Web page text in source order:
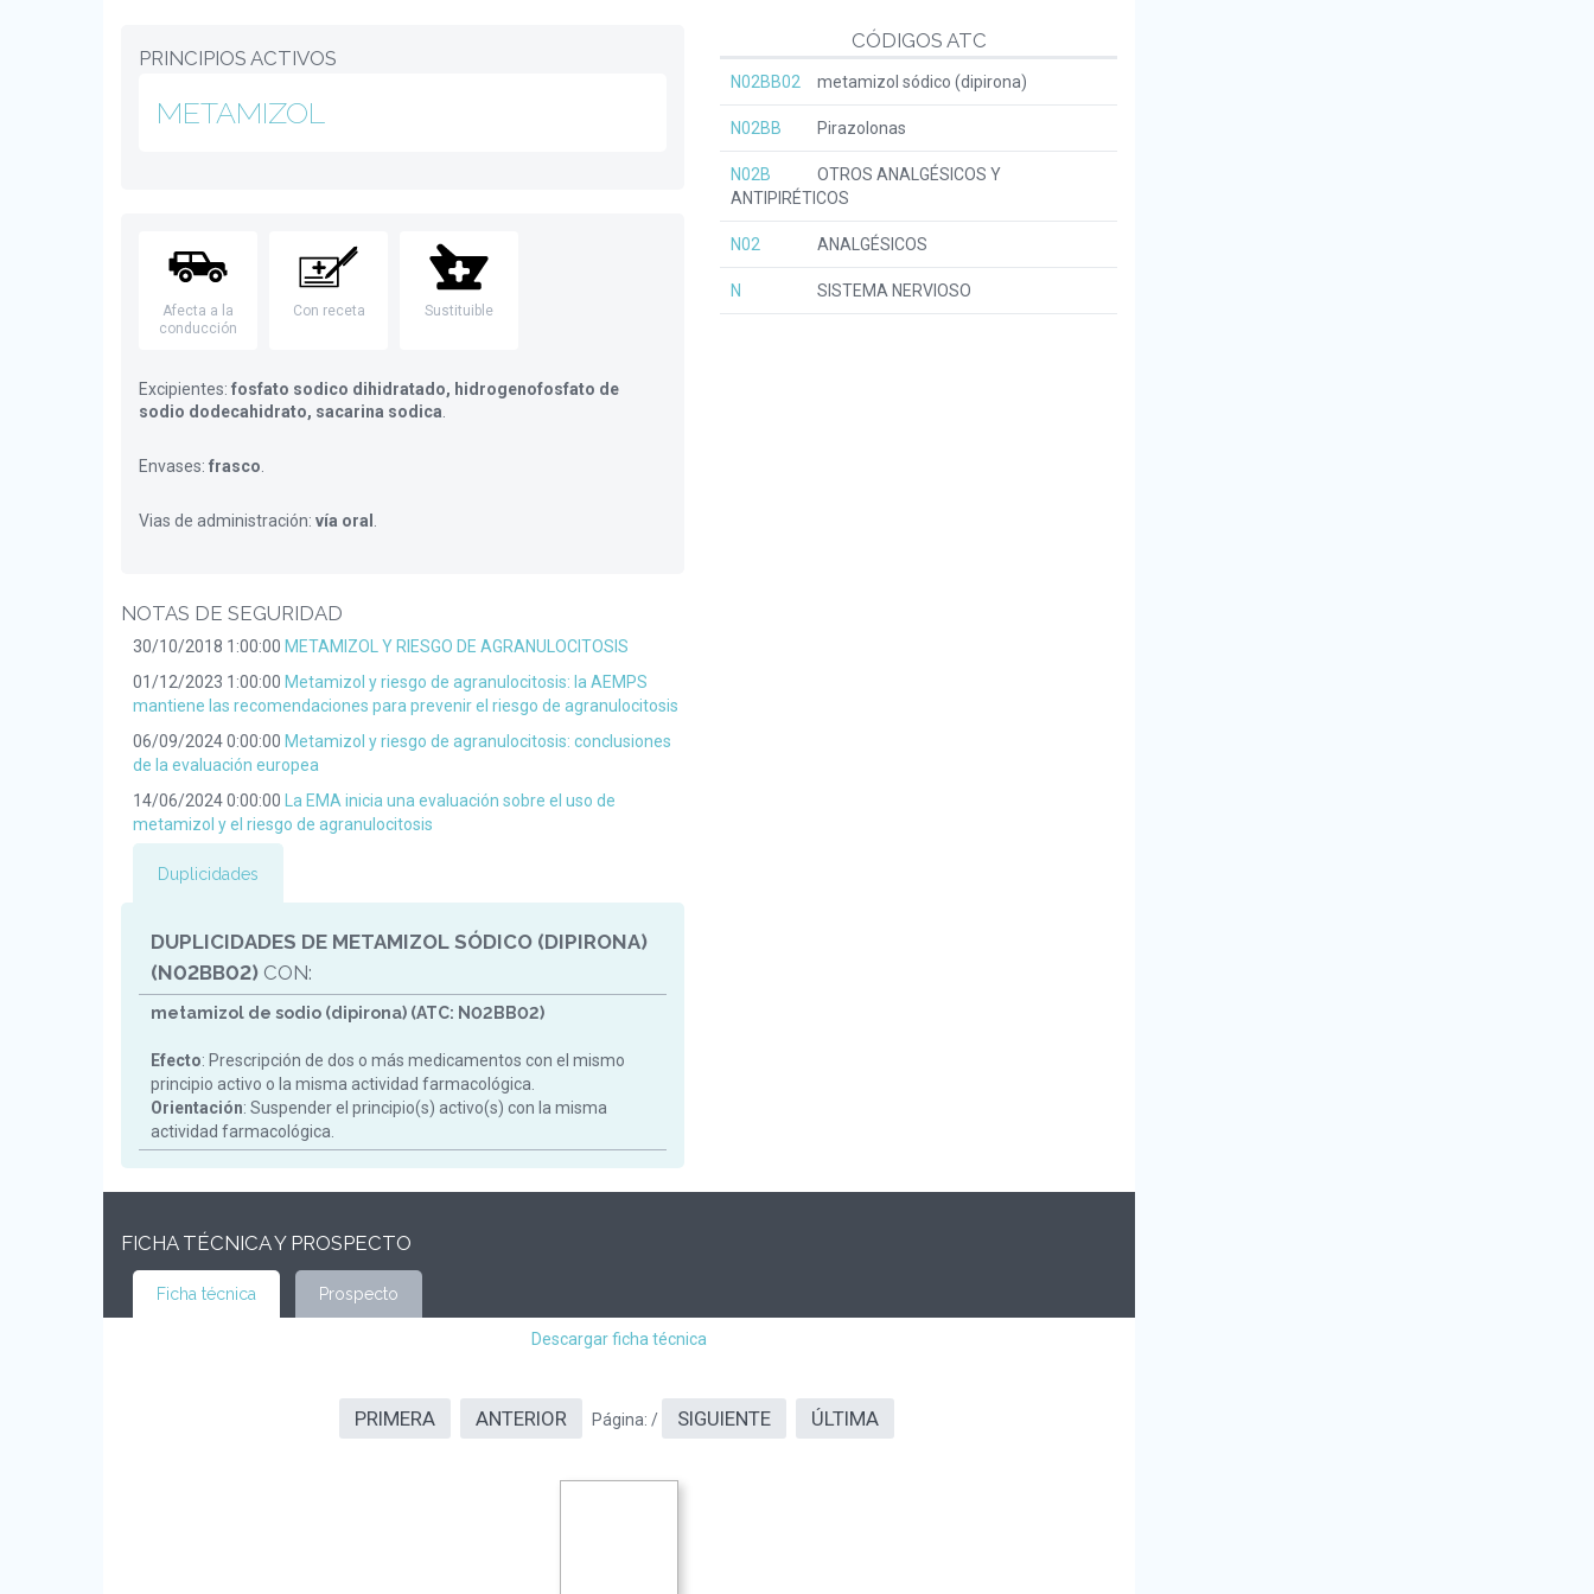
CÓDIGOS ATC
N02BB02 metamizol sódico (dipirona)
N02BB Pirazolonas
N02B
OTROS ANALGÉSICOS Y
ANTIPIRÉTICOS
N02 ANALGÉSICOS
N SISTEMA NERVIOSO
PRINCIPIOS ACTIVOS
METAMIZOL
Afecta a la
conducción
Con receta Sustituible
Excipientes: fosfato sodico dihidratado, hidrogenofosfato de
sodio dodecahidrato, sacarina sodica
Envases: frasco
Vias de administración: vía oral
NOTAS DE SEGURIDAD
30/10/2018 1:00:00 METAMIZOL Y RIESGO DE AGRANULOCITOSIS
01/12/2023 1:00:00 Metamizol y riesgo de agranulocitosis: la AEMPS
mantiene las recomendaciones para prevenir el riesgo de agranulocitosis
06/09/2024 0:00:00 Metamizol y riesgo de agranulocitosis: conclusiones
de la evaluación europea
14/06/2024 0:00:00
La EMA inicia una evaluación sobre el uso de
metamizol y el riesgo de agranulocitosis
Duplicidades
DUPLICIDADES DE METAMIZOL SÓDICO (DIPIRONA)
(N02BB02) CON:
metamizol de sodio (dipirona) (ATC: N02BB02)
Efecto: Prescripción de dos o más medicamentos con el mismo
principio activo o la misma actividad farmacológica.
Orientación: Suspender el principio(s) activo(s) con la misma
actividad farmacológica.
FICHA TÉCNICA Y PROSPECTO
Ficha técnica Prospecto
Descargar ficha técnica
PRIMERA ANTERIOR Página: / SIGUIENTE ÚLTIMA